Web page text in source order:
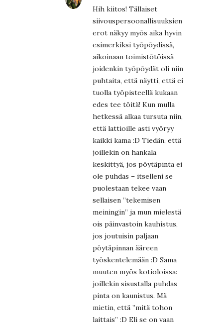
Hih kiitos! Tällaiset
siivouspersoonallisuuksien
erot näkyy myös aika hyvin
esimerkiksi työpöydissä,
aikoinaan toimistötöissä
joidenkin työpöydät oli niin
puhtaita, että näytti, että ei
tuolla työpisteellä kukaan
edes tee töitä! Kun mulla
hetkessä alkaa tursuta niin,
että lattioille asti vyöryy
kaikki kama :D Tiedän, että
joillekin on hankala
keskittyä, jos pöytäpinta ei
ole puhdas – itselleni se
puolestaan tekee vaan
sellaisen ”tekemisen
meiningin” ja mun mielestä
ois päinvastoin kauhistus,
jos joutuisin paljaan
pöytäpinnan ääreen
työskentelemään :D Sama
muuten myös kotioloissa:
joillekin sisustalla puhdas
pinta on kaunistus. Mä
mietin, että ”mitä tohon
laittais” :D Eli se on vaan